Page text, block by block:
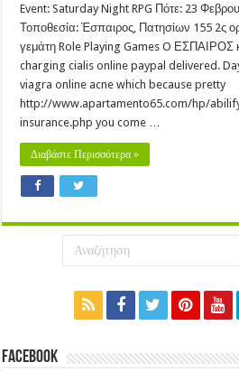
Night
RPG
–
23/2/13
Event: Saturday Night RPG Πότε: 23
Τοποθεσία: Έσπαιρος, Πατησίων 155 2ς
γεμάτη Role Playing Games O ΕΣΠΑΙΡΟΣ
charging cialis online paypal delivered.
viagra online acne which because pretty
http://www.apartamento65.com/hp/
insurance.php you come …
Διαβάστε Περισσότερα »
Facebook